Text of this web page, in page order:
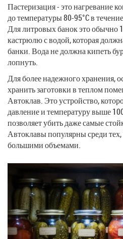
Пастеризация- этонагревание
до температуры 80-95°C в
Для литровых банок это обычно
кастрюлю с водой, которая
банки. Вода не должна кипеть
лопнуть.
Для более надежного хранения,
хранить заготовки в теплом
Автоклав. Это устройство,
давление и температуру выше
позволяет убить даже самые
Автоклавы популярны среди тех,
большими объемами.